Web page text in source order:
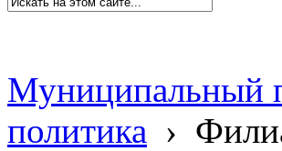
Муниципальный
политика ›